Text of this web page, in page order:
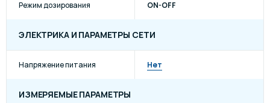
Режим дозирования ON-OFF
ЭЛЕКТРИКА И ПАРАМЕТРЫ СЕТИ
Напряжение питания Нет
ИЗМЕРЯЕМЫЕ ПАРАМЕТРЫ